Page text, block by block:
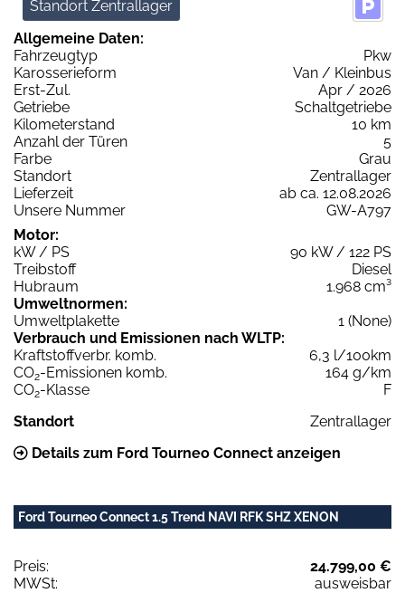
Standort Zentrallager
Allgemeine Daten:
Fahrzeugtyp
Pkw
Karosserieform
Van / Kleinbus
Erst-Zul.
Apr / 2026
Getriebe
Schaltgetriebe
Kilometerstand
10 km
Anzahl der Türen
5
Farbe
Grau
Standort
Zentrallager
Lieferzeit
ab ca. 12.08.2026
Unsere Nummer
GW-A797
Motor:
kW / PS
90 kW / 122 PS
Treibstoff
Diesel
Hubraum
1.968 cm³
Umweltnormen:
Umweltplakette
1 (None)
Verbrauch und Emissionen nach WLTP:
Kraftstoffverbr. komb.
6,3 l/100km
CO2-Emissionen komb.
164 g/km
CO2-Klasse
F
Standort
Zentrallager
Details zum Ford Tourneo Connect anzeigen
Ford Tourneo Connect 1.5 Trend NAVI RFK SHZ XENON
Preis:
24.799,00 €
MWSt:
ausweisbar